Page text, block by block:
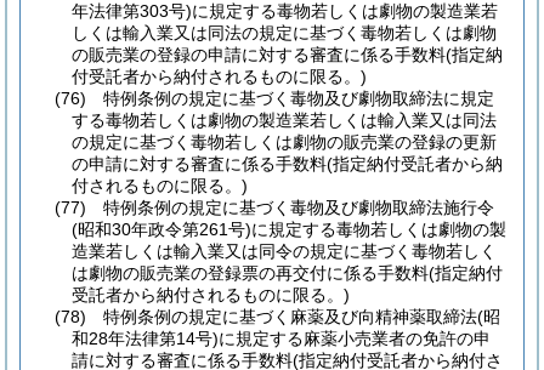
年法律第303号)に規定する毒物若しくは劇物の製造業若
しくは輸入業又は同法の規定に基づく毒物若しくは劇物
の販売業の登録の申請に対する審査に係る手数料(指定納
付受託者から納付されるものに限る。)
(76)
特例条例の規定に基づく毒物及び劇物取締法に規定
する毒物若しくは劇物の製造業若しくは輸入業又は同法
の規定に基づく毒物若しくは劇物の販売業の登録の更新
の申請に対する審査に係る手数料(指定納付受託者から納
付されるものに限る。)
(77)
特例条例の規定に基づく毒物及び劇物取締法施行令
(昭和30年政令第261号)に規定する毒物若しくは劇物の製
造業若しくは輸入業又は同令の規定に基づく毒物若しく
は劇物の販売業の登録票の再交付に係る手数料(指定納付
受託者から納付されるものに限る。)
(78)
特例条例の規定に基づく麻薬及び向精神薬取締法(昭
和28年法律第14号)に規定する麻薬小売業者の免許の申
請に対する審査に係る手数料(指定納付受託者から納付さ